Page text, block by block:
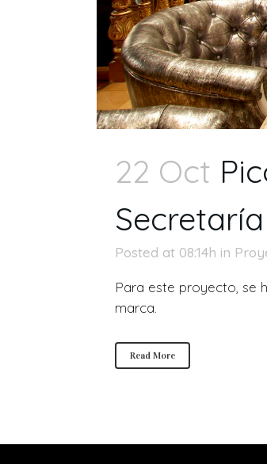
22 Oct
Posted at 08:14h in
Para este proyecto, se
marca.
Read More